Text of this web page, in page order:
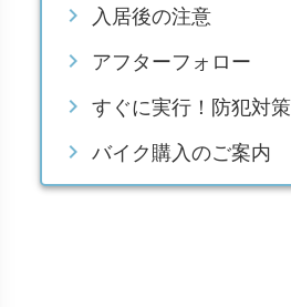
chevron_right 入居後の注意
chevron_right アフターフォロー
chevron_right すぐに実行！防犯対策
chevron_right バイク購入のご案内